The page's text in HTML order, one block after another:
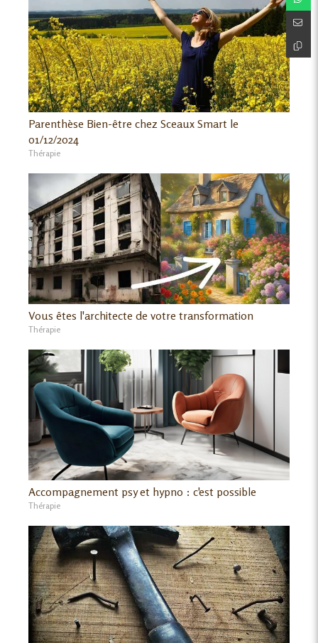
Parenthèse Bien-être chez Sceaux Smart le
01/12/2024
Thérapie
Vous êtes l'architecte de votre transformation
Thérapie
Accompagnement psy et hypno : c'est possible
Thérapie